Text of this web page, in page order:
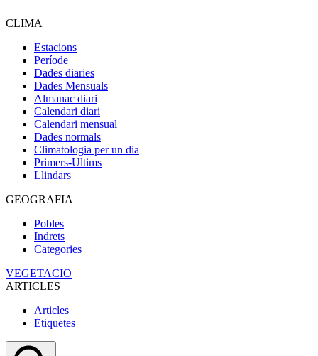
CLIMA
Estacions
Període
Dades diaries
Dades Mensuals
Almanac diari
Calendari diari
Calendari mensual
Dades normals
Climatologia per un dia
Primers-Ultims
Llindars
GEOGRAFIA
Pobles
Indrets
Categories
VEGETACIO
ARTICLES
Articles
Etiquetes